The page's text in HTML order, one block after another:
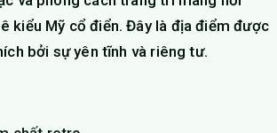
kiểu Mỹ cổ điển. Đây là địa điểm được
bởi sự yên tĩnh và riêng tư.